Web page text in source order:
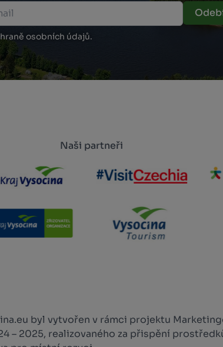
osobních údajů.
Naši partneři
byl vytvořen v rámci projektu
– 2025, realizovaného za přispění